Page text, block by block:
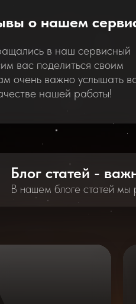
в наш сервисный
вас поделиться своим
очень важно услышать
нашей работы!
о нашем
Блог статей -
В нашем блоге статей